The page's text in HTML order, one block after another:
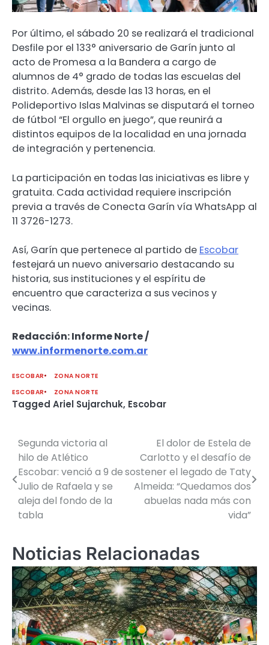
Por último, el sábado 20 se realizará el tradicional
Desfile por el 133° aniversario de Garín junto al
acto de Promesa a la Bandera a cargo de
alumnos de 4° grado de todas las escuelas del
distrito. Además, desde las 13 horas, en el
Polideportivo Islas Malvinas se disputará el torneo
de fútbol “El orgullo en juego”, que reunirá a
distintos equipos de la localidad en una jornada
de integración y pertenencia.
La participación en todas las iniciativas es libre y
gratuita. Cada actividad requiere inscripción
previa a través de Conecta Garín vía WhatsApp al
11 3726-1273.
Así, Garín que pertenece al partido de Escobar
festejará un nuevo aniversario destacando su
historia, sus instituciones y el espíritu de
encuentro que caracteriza a sus vecinos y
vecinas.
Redacción: Informe Norte /
www.informenorte.com.ar
ESCOBAR
ZONA NORTE
ESCOBAR
ZONA NORTE
Tagged Ariel Sujarchuk, Escobar
Navegación
de
entradas
Segunda victoria al
hilo de Atlético
Escobar: venció a 9 de
Julio de Rafaela y se
aleja del fondo de la
tabla
El dolor de Estela de
Carlotto y el desafío de
sostener el legado de Taty
Almeida: “Quedamos dos
abuelas nada más con
vida”
Noticias Relacionadas